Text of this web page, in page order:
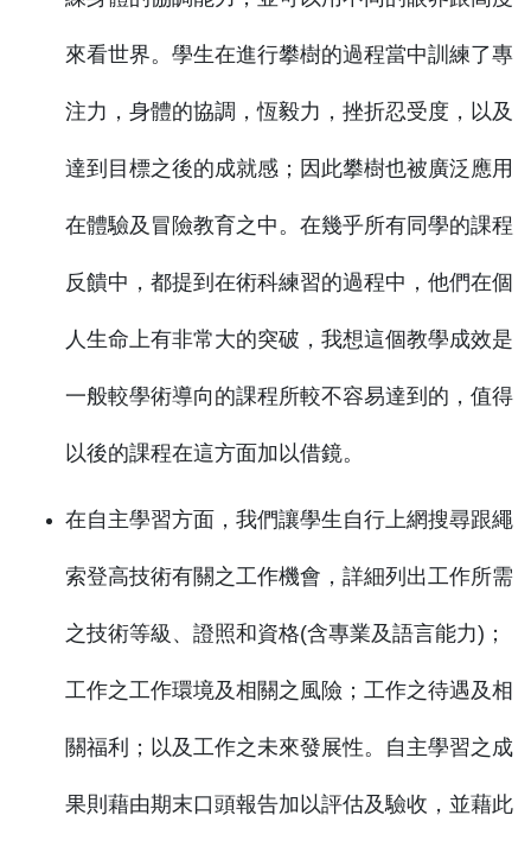
來看世界。學生在進行攀樹的過程當中訓練了專
注力，身體的協調，恆毅力，挫折忍受度，以及
達到目標之後的成就感；因此攀樹也被廣泛應用
在體驗及冒險教育之中。在幾乎所有同學的課程
反饋中，都提到在術科練習的過程中，他們在個
人生命上有非常大的突破，我想這個教學成效是
一般較學術導向的課程所較不容易達到的，值得
以後的課程在這方面加以借鏡。
在自主學習方面，我們讓學生自行上網搜尋跟繩
索登高技術有關之工作機會，詳細列出工作所需
之技術等級、證照和資格(含專業及語言能力)；
工作之工作環境及相關之風險；工作之待遇及相
關福利；以及工作之未來發展性。自主學習之成
果則藉由期末口頭報告加以評估及驗收，並藉此